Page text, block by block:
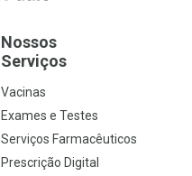
Nossos
Serviços
Vacinas
Exames e Testes
Serviços Farmacêuticos
Prescrição Digital